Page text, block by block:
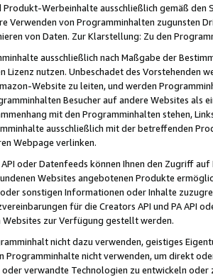
Produkt-Werbeinhalte ausschließlich gemäß
Verwenden von Programminhalten zugunsten
von Daten. Zur Klarstellung: Zu den
ausschließlich nach Maßgabe der
Lizenz nutzen. Unbeschadet des Vorstehenden
Website zu leiten, und werden
Besucher auf andere Websites als
mit den Programminhalten stehen,
ausschließlich mit der betreffenden
Webpage verlinken.
API oder Datenfeeds können Ihnen den Zugriff
Websites angebotenen Produkte
sonstigen Informationen oder Inhalte
für die Creators API und PA API
Websites zur Verfügung gestellt werden.
nicht dazu verwenden, geistiges
Programminhalte nicht verwenden, um direkt
oder verwandte Technologien zu entwickeln